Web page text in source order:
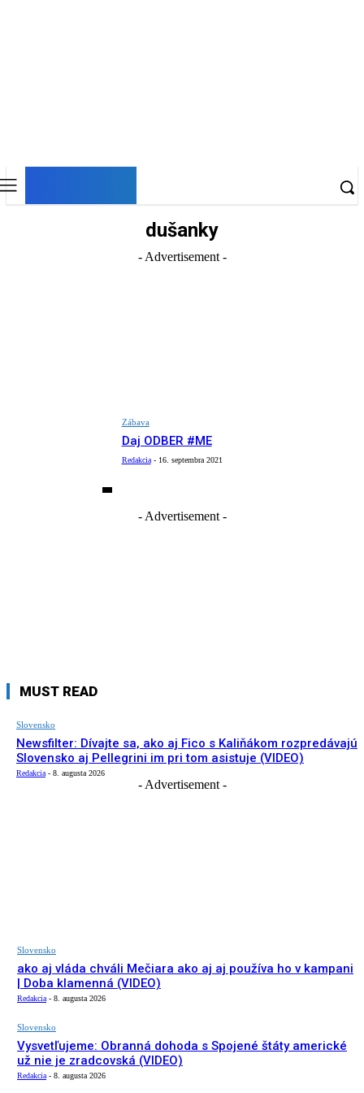
dušanky
- Advertisement -
Zábava
Daj ODBER #ME
Redakcia - 16. septembra 2021
- Advertisement -
MUST READ
Slovensko
Newsfilter: Dívajte sa, ako aj Fico s Kaliňákom rozpredávajú
Slovensko aj Pellegrini im pri tom asistuje (VIDEO)
Redakcia - 8. augusta 2026
- Advertisement -
Slovensko
ako aj vláda chváli Mečiara ako aj aj používa ho v kampani
| Doba klamenná (VIDEO)
Redakcia - 8. augusta 2026
Slovensko
Vysvetľujeme: Obranná dohoda s Spojené štáty americké
už nie je zradcovská (VIDEO)
Redakcia - 8. augusta 2026